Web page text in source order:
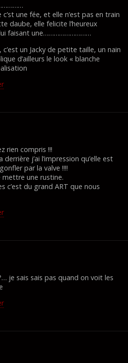
une fée, et elle n’est pas en train
daube, elle felicite l’heureux
faisant une………………………
un Jacky de petite taille, un nain
d’ailleurs le look « blanche
rien compris !!!
j’ai l’impression qu’elle est
par la valve !!!!
une rustine.
c’est du grand ART que nous
je sais sais pas quand on voit les